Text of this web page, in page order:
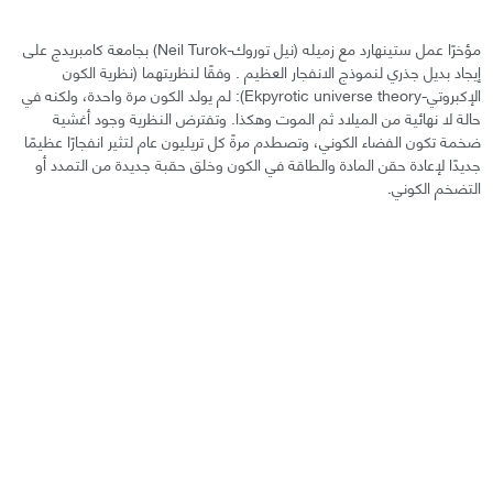
مؤخرًا عمل ستينهارد مع زميله (نيل توروك-Neil Turok) بجامعة كامبريدج على
إيجاد بديل جذري لنموذج الانفجار العظيم . وفقًا لنظريتهما (نظرية الكون
الإكبروتي-Ekpyrotic universe theory): لم يولد الكون مرة واحدة، ولكنه في
حالة لا نهائية من الميلاد ثم الموت وهكذا. وتفترض النظرية وجود أغشية
ضخمة تكون الفضاء الكوني، وتصطدم مرةً كل تريليون عام لتثير انفجارًا عظيمًا
جديدًا لإعادة حقن المادة والطاقة في الكون وخلق حقبة جديدة من التمدد أو
التضخم الكوني.